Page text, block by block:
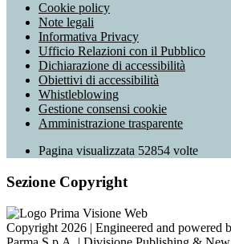
Cookie policy
Note legali
Informativa Privacy
Ufficio Relazioni con il Pubblico
Dichiarazione di accessibilità
Obiettivi di accessibilità
Whistleblowing
Gestione consensi cookie
Amministrazione trasparente
Pagina visualizzata 52854 volte
Sezione Copyright
Copyright 2026 | Engineered and powered